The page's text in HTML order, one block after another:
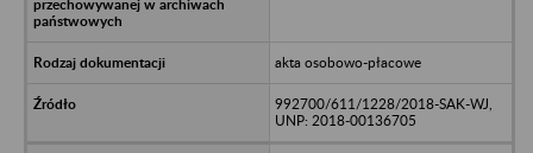
akta osobowo-płacowe
992700/611/1228/2018-SAK-WJ,
UNP: 2018-00136705